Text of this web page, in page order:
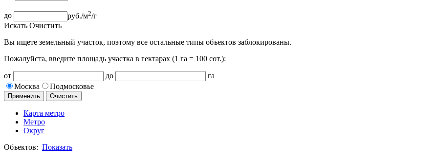
до руб./м2/г
Искать Очистить
Вы ищете земельный участок, поэтому все остальные типы объектов заблокированы.
Пожалуйста, введите площадь участка в гектарах (1 га = 100 сот.):
от до
га
Москва
Подмосковье
Применить Очистить
Карта метро
Метро
Округ
Объектов: Показать